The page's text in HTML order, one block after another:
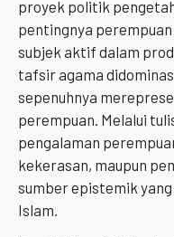
proyek politik
pentingnya
subjek aktif dalam
tafsir agama
sepenuhnya
perempuan. Melalui
pengalaman
kekerasan, maupun
sumber epistemik
Islam.